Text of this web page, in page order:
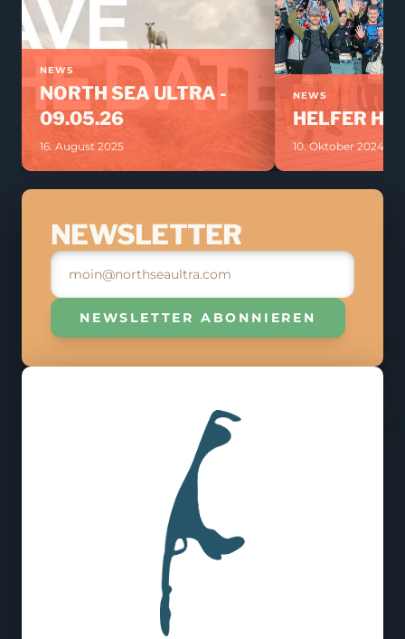
NEWS
NORTH SEA ULTRA -
09.05.26
16. August 2025
NEWS
HELFER
10. Oktober 2024
JOIN THE RACE
9. MAI 2026
NEWSLETTER
NEWSLETTER ABONNIEREN